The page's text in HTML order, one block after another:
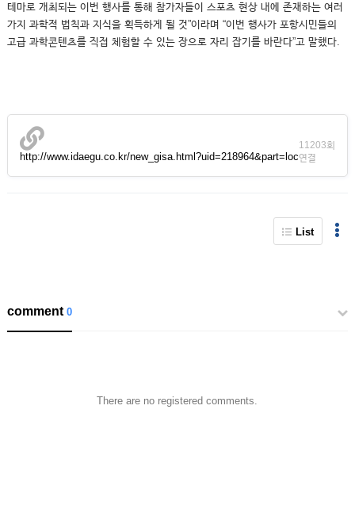
테마로 개최되는 이번 행사를 통해 참가자들이 스포츠 현상 내에 존재하는 여러
가지 과학적 법칙과 지식을 획득하게 될 것”이라며 “이번 행사가 포항시민들의
고급 과학콘텐츠를 직접 체험할 수 있는 장으로 자리 잡기를 바란다”고 말했다.
http://www.idaegu.co.kr/new_gisa.html?uid=218964&part=loc
11203회
연결
List
comment0
There are no registered comments.